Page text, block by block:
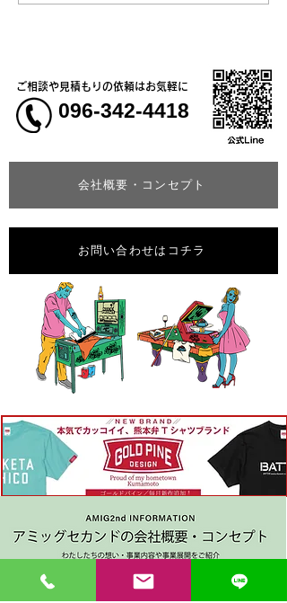
会社概要・コンセプト
ご相談や見積もりの依頼はお気軽に
096-342-4418
お問い合わせはコチラ